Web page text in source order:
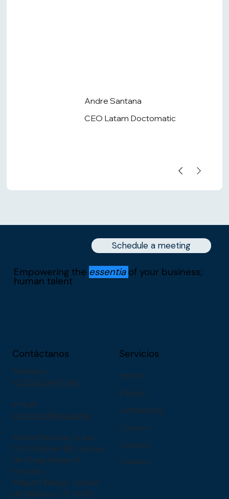
Andre Santana
CEO Latam Doctomatic
Schedule a meeting
Empowering the essentia of your business;
human talent
Servicios
Home
Payroll
Softlanding
Contact
Contact
Contact
Contáctanos
Teléfono:
+52 56 1049 1541
e-mail:
contacto@essad.mx
Monte Pelvoux, N. ext.
120, Oficina PB2, Lomas
de Chapultepec II
Sección.
Miguel Hidalgo, Ciudad
de México, C.P. 11000.